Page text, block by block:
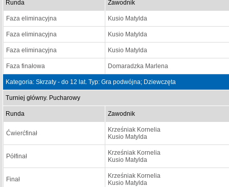
Runda Zawodnik
Faza eliminacyjna Kusio Matylda
Faza eliminacyjna Kusio Matylda
Faza eliminacyjna Kusio Matylda
Faza finałowa Domaradzka Marlena
Kategoria: Skrzaty - do 12 lat. Typ: Gra podwójna; Dziewczęta
Turniej główny. Pucharowy
Runda Zawodnik
Ćwierćfinał
Krześniak Kornelia
Kusio Matylda
Półfinał
Krześniak Kornelia
Kusio Matylda
Finał
Krześniak Kornelia
Kusio Matylda